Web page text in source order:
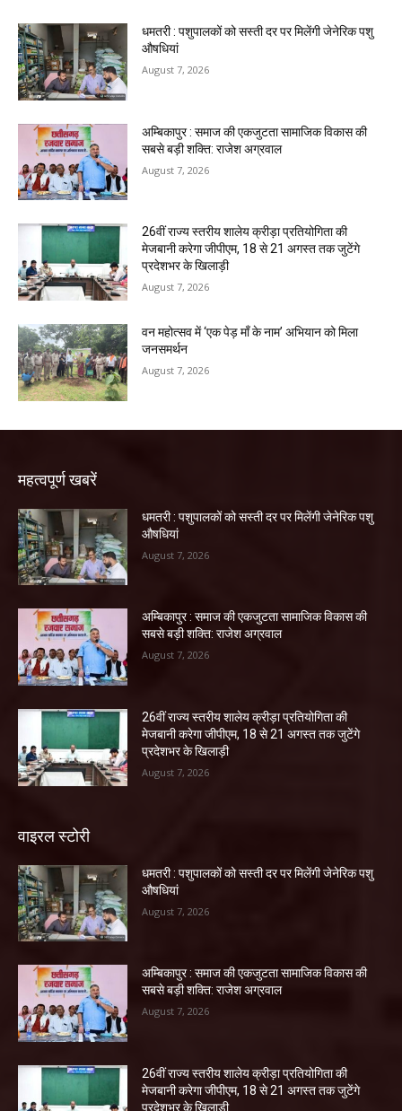
धमतरी : पशुपालकों को सस्ती दर पर मिलेंगी जेनेरिक पशु
औषधियां
August 7, 2026
अम्बिकापुर : समाज की एकजुटता सामाजिक विकास की
सबसे बड़ी शक्ति: राजेश अग्रवाल
August 7, 2026
26वीं राज्य स्तरीय शालेय क्रीड़ा प्रतियोगिता की
मेजबानी करेगा जीपीएम, 18 से 21 अगस्त तक जुटेंगे
प्रदेशभर के खिलाड़ी
August 7, 2026
वन महोत्सव में ‘एक पेड़ माँ के नाम’ अभियान को मिला
जनसमर्थन
August 7, 2026
महत्वपूर्ण खबरें
धमतरी : पशुपालकों को सस्ती दर पर मिलेंगी जेनेरिक पशु
औषधियां
August 7, 2026
अम्बिकापुर : समाज की एकजुटता सामाजिक विकास की
सबसे बड़ी शक्ति: राजेश अग्रवाल
August 7, 2026
26वीं राज्य स्तरीय शालेय क्रीड़ा प्रतियोगिता की
मेजबानी करेगा जीपीएम, 18 से 21 अगस्त तक जुटेंगे
प्रदेशभर के खिलाड़ी
August 7, 2026
वाइरल स्टोरी
धमतरी : पशुपालकों को सस्ती दर पर मिलेंगी जेनेरिक पशु
औषधियां
August 7, 2026
अम्बिकापुर : समाज की एकजुटता सामाजिक विकास की
सबसे बड़ी शक्ति: राजेश अग्रवाल
August 7, 2026
26वीं राज्य स्तरीय शालेय क्रीड़ा प्रतियोगिता की
मेजबानी करेगा जीपीएम, 18 से 21 अगस्त तक जुटेंगे
प्रदेशभर के खिलाड़ी